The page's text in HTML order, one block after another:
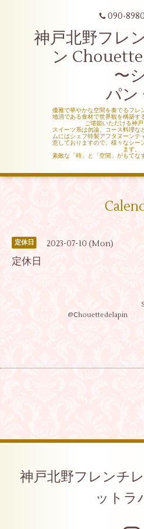
090-
神戸北野フレ
ン
〜シュ
パン
優雅で華やかな空間を奏でるフレ
地消である食材で世界観を構築す
ご堪能いただける神戸
スイーツ系は勿論、コース料理な
ムにはシェフ特製アフタヌーンテ
意しておりますので、様々なシー
ます。
素敵な「時」と「空間」がもてな
定休日 2023-07-10 (Mon)
定休日
@Ⅽhouettedelapin
神戸北野フレンチ
ットラ